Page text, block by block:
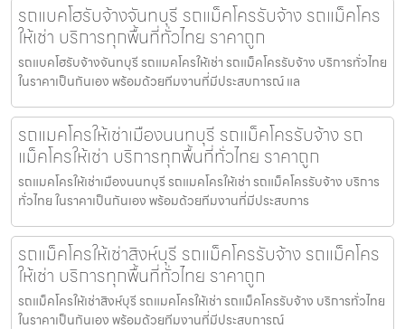
รถแบคโฮรับจ้างจันทบุรี รถแม็คโครรับจ้าง รถแม็คโคร
ให้เช่า บริการทุกพื้นที่ทั่วไทย ราคาถูก
รถแบคโฮรับจ้างจันทบุรี รถแมคโครให้เช่า รถแม็คโครรับจ้าง บริการทั่วไทย
ในราคาเป็นกันเอง พร้อมด้วยทีมงานที่มีประสบการณ์ แล
รถแมคโครให้เช่าเมืองนนทบุรี รถแม็คโครรับจ้าง รถ
แม็คโครให้เช่า บริการทุกพื้นที่ทั่วไทย ราคาถูก
รถแมคโครให้เช่าเมืองนนทบุรี รถแมคโครให้เช่า รถแม็คโครรับจ้าง บริการ
ทั่วไทย ในราคาเป็นกันเอง พร้อมด้วยทีมงานที่มีประสบการ
รถแม็คโครให้เช่าสิงห์บุรี รถแม็คโครรับจ้าง รถแม็คโคร
ให้เช่า บริการทุกพื้นที่ทั่วไทย ราคาถูก
รถแม็คโครให้เช่าสิงห์บุรี รถแมคโครให้เช่า รถแม็คโครรับจ้าง บริการทั่วไทย
ในราคาเป็นกันเอง พร้อมด้วยทีมงานที่มีประสบการณ์